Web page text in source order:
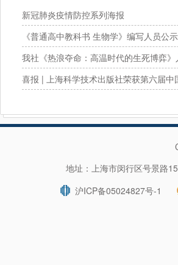
新冠肺炎疫情防控系列海报
《普通高中教科书 生物学》编写人员公示
我社《热浪夺命：高温时代的生死博弈
提名图书！
喜报 | 上海科学技术出版社荣获第六届中
地址：上海市闵行区号景
沪ICP备05024827号-1